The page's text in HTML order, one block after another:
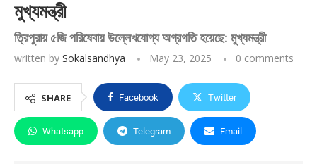
মুখ্যমন্ত্রী
ত্রিপুরায় ৫জি পরিষেবায় উল্লেখযোগ্য অগ্রগতি হয়েছে: মুখ্যমন্ত্রী
written by Sokalsandhya May 23, 2025 0 comments
SHARE Facebook Twitter
Whatsapp Telegram Email